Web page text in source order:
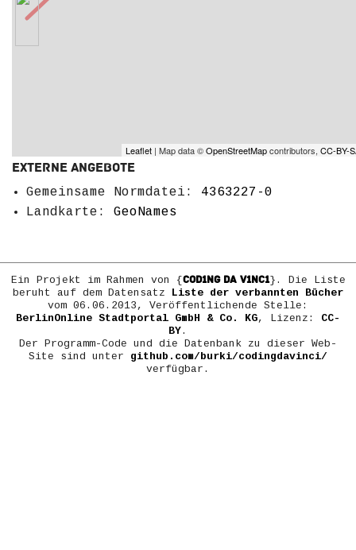
Leaflet | Map data ©OpenStreetMapcontributors, CC-BY-
Externe Angebote
Gemeinsame Normdatei: 4363227-0
Landkarte: GeoNames
Ein Projekt im Rahmen von {COD1NG DA V1NC1}. Die Liste
beruht auf dem Datensatz Liste der verbannten Bücher
vom 06.06.2013, Veröffentlichende Stelle:
BerlinOnline Stadtportal GmbH & Co. KG, Lizenz: CC-
BY.
Der Programm-Code und die Datenbank zu dieser Web-
Site sind unter github.com/burki/codingdavinci/
verfügbar.